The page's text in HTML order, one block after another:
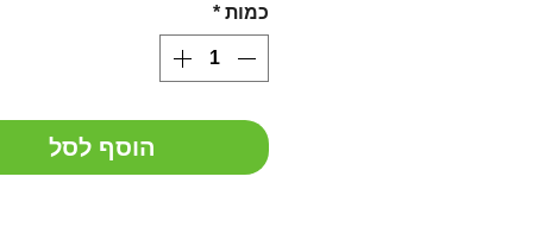
כמות *
הוסף לסל